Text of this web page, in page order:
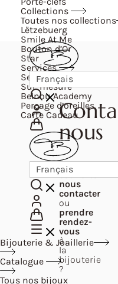
Collections
Toutes nos collections
Lëtzebuerg
Smile At Me
Bouton d’Or
Star
Services
Services
Sur-mesure
Belnou Academy
Perçage d’oreilles
Carte Cadeau
Français
Français
Bijouterie & Joaillerie
Catalogue
Tous nos bijoux
nous
Vous
souhaitez
nous
contacter
ou
prendre
rendez-
vous
à
la
bijouterie
?